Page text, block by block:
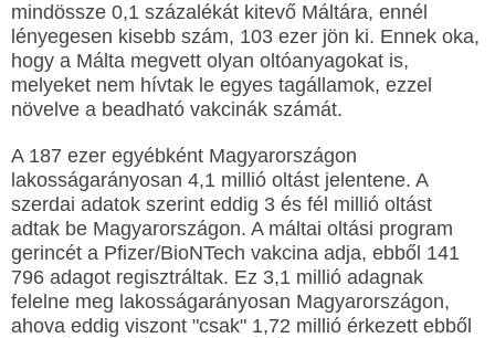
mindössze 0,1 százalékát kitevő Máltára, ennél
lényegesen kisebb szám, 103 ezer jön ki. Ennek oka,
hogy a Málta megvett olyan oltóanyagokat is,
melyeket nem hívtak le egyes tagállamok, ezzel
növelve a beadható vakcinák számát.
A 187 ezer egyébként Magyarországon
lakosságarányosan 4,1 millió oltást jelentene. A
szerdai adatok szerint eddig 3 és fél millió oltást
adtak be Magyarországon. A máltai oltási program
gerincét a Pfizer/BioNTech vakcina adja, ebből 141
796 adagot regisztráltak. Ez 3,1 millió adagnak
felelne meg lakosságarányosan Magyarországon,
ahova eddig viszont "csak" 1,72 millió érkezett ebből